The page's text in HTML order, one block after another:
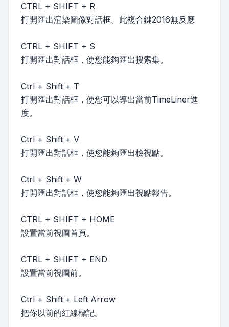
CTRL + SHIFT + R
打開匯出渲染圖像對話框。此複合鍵2016無反應
CTRL + SHIFT + S
打開匯出對話框，使您能夠匯出搜索集。
Ctrl + Shift + T
打開匯出對話框，使您可以導出當前TimeLiner進
度。
Ctrl + Shift + V
打開匯出對話框，使您能夠匯出檢視點。
Ctrl + Shift + W
打開匯出對話框，使您能夠匯出視點報告。
CTRL + SHIFT + HOME
設置當前視圖首頁。
CTRL + SHIFT + END
設置當前視圖前。
Ctrl + Shift + Left Arrow
把你以前的紅線標記。